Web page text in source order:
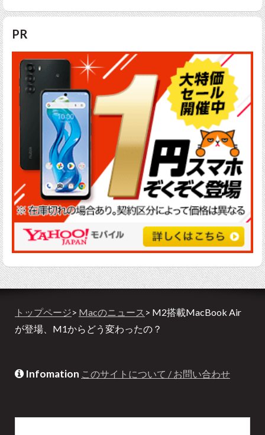
PR
トップページ> Macのニュース > M2搭載MacBook Air
が登場、M1からどう変わったの？
Infomation このサイトについて / お問い合わせ